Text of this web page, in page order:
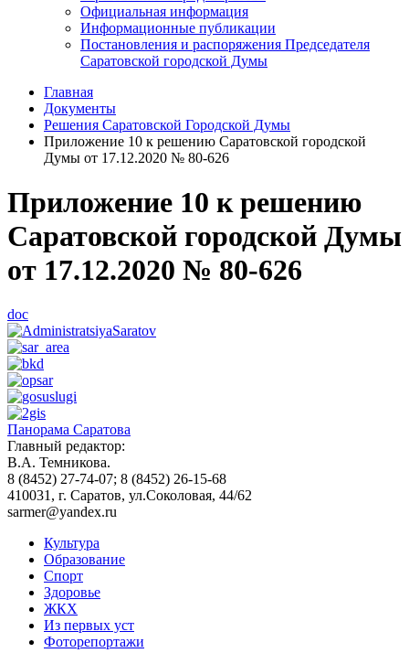
Официальная информация
Информационные публикации
Постановления и распоряжения Председателя
Саратовской городской Думы
Главная
Документы
Решения Саратовской Городской Думы
Приложение 10 к решению Саратовской городской
Думы от 17.12.2020 № 80-626
Приложение 10 к решению
Саратовской городской Думы
от 17.12.2020 № 80-626
doc
Панорама Саратова
Главный редактор:
В.А. Темникова.
8 (8452) 27-74-07; 8 (8452) 26-15-68
410031, г. Саратов, ул.Соколовая, 44/62
sarmer@yandex.ru
Культура
Образование
Спорт
Здоровье
ЖКХ
Из пеpвых уст
Фоторепортажи